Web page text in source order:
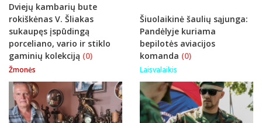
Dviejų kambarių bute
rokiškėnas V. Šliakas
sukaupęs įspūdingą
porceliano, vario ir stiklo
gaminių kolekciją (0)
Žmonės
Šiuolaikinė šaulių sąjunga:
Pandėlyje kuriama
bepilotės aviacijos
komanda (0)
Laisvalaikis